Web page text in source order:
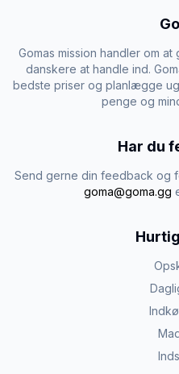
Gomas mission handler om
danskere at handle ind.
bedste priser og planlægge
penge og
Har du
Send gerne din feedback og
goma@goma.gg